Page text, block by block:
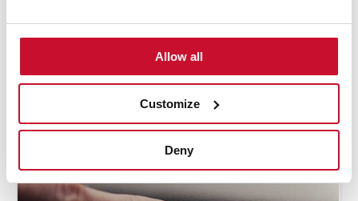
Allow all
Customize
Deny
Функция Поддержания тепла в